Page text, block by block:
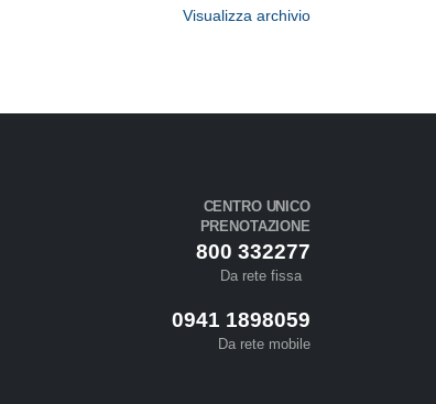
Visualizza archivio
CENTRO UNICO
PRENOTAZIONE
800 332277
Da rete fissa
0941 1898059
Da rete mobile